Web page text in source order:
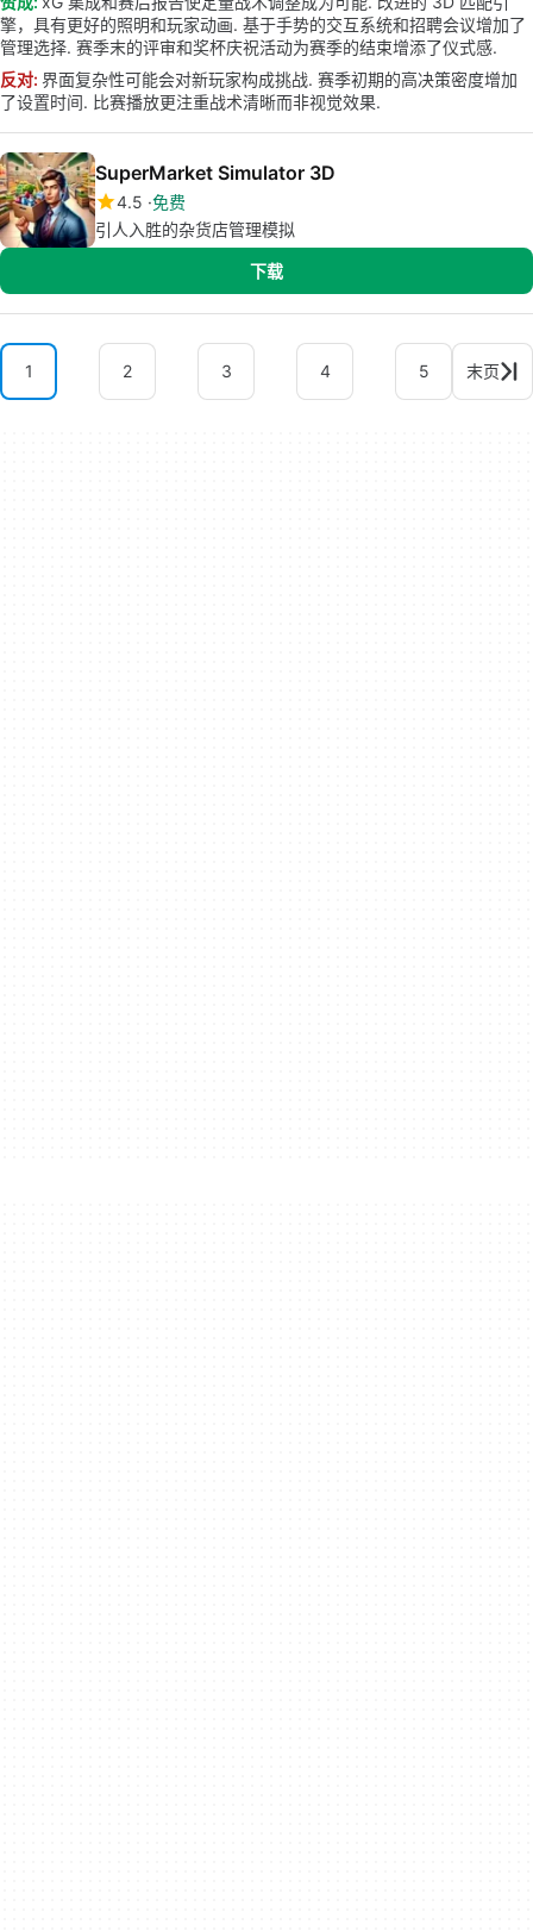
擎，具有更好的照明和玩家动画. 基于手势的交互系统和招聘会议增加了
管理选择. 赛季末的评审和奖杯庆祝活动为赛季的结束增添了仪式感.
反对: 界面复杂性可能会对新玩家构成挑战. 赛季初期的高决策密度增加
了设置时间. 比赛播放更注重战术清晰而非视觉效果.
SuperMarket Simulator 3D
4.5 免费
引人入胜的杂货店管理模拟
下载
1 2 3 4 5 末页